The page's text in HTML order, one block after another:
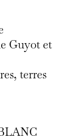
Guyot et
terres